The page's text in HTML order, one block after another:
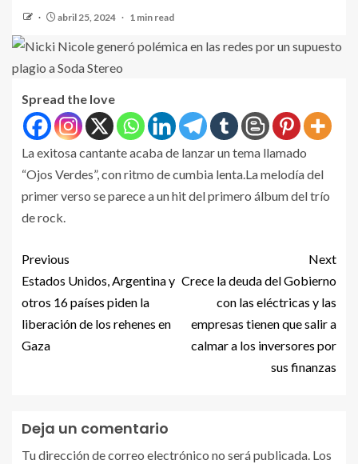
abril 25, 2024 1 min read
Spread the love
La exitosa cantante acaba de lanzar un tema llamado
“Ojos Verdes”, con ritmo de cumbia lenta.La melodía del
primer verso se parece a un hit del primero álbum del trío
de rock.
Previous
Estados Unidos, Argentina y
otros 16 países piden la
liberación de los rehenes en
Gaza
Next
Crece la deuda del Gobierno
con las eléctricas y las
empresas tienen que salir a
calmar a los inversores por
sus finanzas
Deja un comentario
Tu dirección de correo electrónico no será publicada. Los